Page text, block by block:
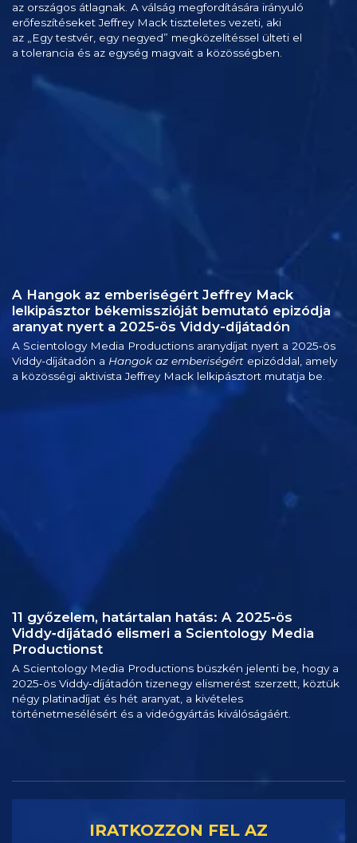
az országos átlagnak. A válság megfordítására irányuló
erőfeszítéseket Jeffrey Mack tiszteletes vezeti, aki
az „Egy testvér, egy negyed” megközelítéssel ülteti el
a tolerancia és az egység magvait a közösségben.
A Hangok az emberiségért Jeffrey Mack
lelkipásztor békemisszióját bemutató epizódja
aranyat nyert a 2025‑ös Viddy-díjátadón
A Scientology Media Productions aranydíjat nyert a 2025‑ös
Viddy-díjátadón a Hangok az emberiségért epizóddal, amely
a közösségi aktivista Jeffrey Mack lelkipásztort mutatja be.
11 győzelem, határtalan hatás: A 2025‑ös
Viddy‑díjátadó elismeri a Scientology Media
Productionst
A Scientology Media Productions büszkén jelenti be, hogy a
2025‑ös Viddy‑díjátadón tizenegy elismerést szerzett, köztük
négy platinadíjat és hét aranyat, a kivételes
történetmesélésért és a videógyártás kiválóságáért.
IRATKOZZON FEL AZ